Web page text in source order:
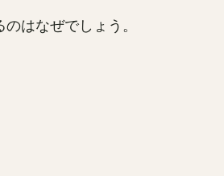
はなぜでしょう。